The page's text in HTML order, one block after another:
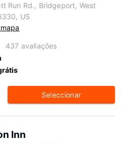
Run Rd., Bridgeport, West
US
437 avaliações
Seleccionar
Inn